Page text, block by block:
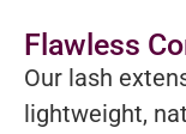
Flawless
Our lash
lightweight,